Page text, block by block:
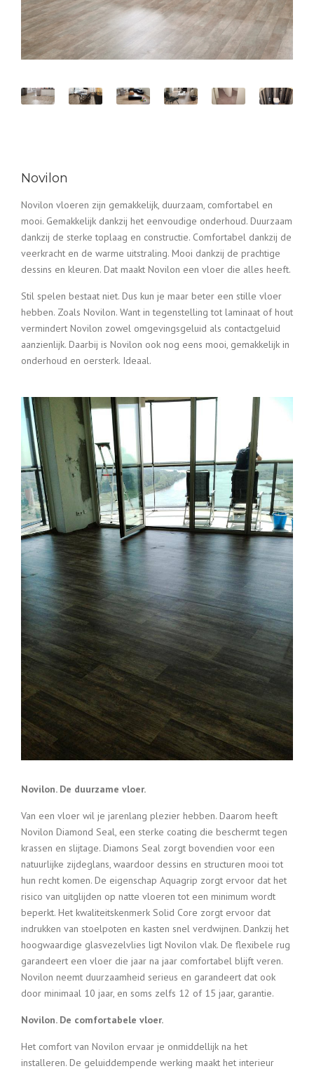
Novilon
Novilon vloeren zijn gemakkelijk, duurzaam, comfortabel en
mooi. Gemakkelijk dankzij het eenvoudige onderhoud. Duurzaam
dankzij de sterke toplaag en constructie. Comfortabel dankzij de
veerkracht en de warme uitstraling. Mooi dankzij de prachtige
dessins en kleuren. Dat maakt Novilon een vloer die alles heeft.
Stil spelen bestaat niet. Dus kun je maar beter een stille vloer
hebben. Zoals Novilon. Want in tegenstelling tot laminaat of hout
vermindert Novilon zowel omgevingsgeluid als contactgeluid
aanzienlijk. Daarbij is Novilon ook nog eens mooi, gemakkelijk in
onderhoud en oersterk. Ideaal.
Novilon. De duurzame vloer.
Van een vloer wil je jarenlang plezier hebben. Daarom heeft
Novilon Diamond Seal, een sterke coating die beschermt tegen
krassen en slijtage. Diamons Seal zorgt bovendien voor een
natuurlijke zijdeglans, waardoor dessins en structuren mooi tot
hun recht komen. De eigenschap Aquagrip zorgt ervoor dat het
risico van uitglijden op natte vloeren tot een minimum wordt
beperkt. Het kwaliteitskenmerk Solid Core zorgt ervoor dat
indrukken van stoelpoten en kasten snel verdwijnen. Dankzij het
hoogwaardige glasvezelvlies ligt Novilon vlak. De flexibele rug
garandeert een vloer die jaar na jaar comfortabel blijft veren.
Novilon neemt duurzaamheid serieus en garandeert dat ook
door minimaal 10 jaar, en soms zelfs 12 of 15 jaar, garantie.
Novilon. De comfortabele vloer.
Het comfort van Novilon ervaar je onmiddellijk na het
installeren. De geluiddempende werking maakt het interieur